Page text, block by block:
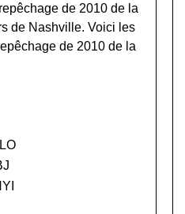
repêchage de 2010 de la
de Nashville. Voici les
de 2010 de la